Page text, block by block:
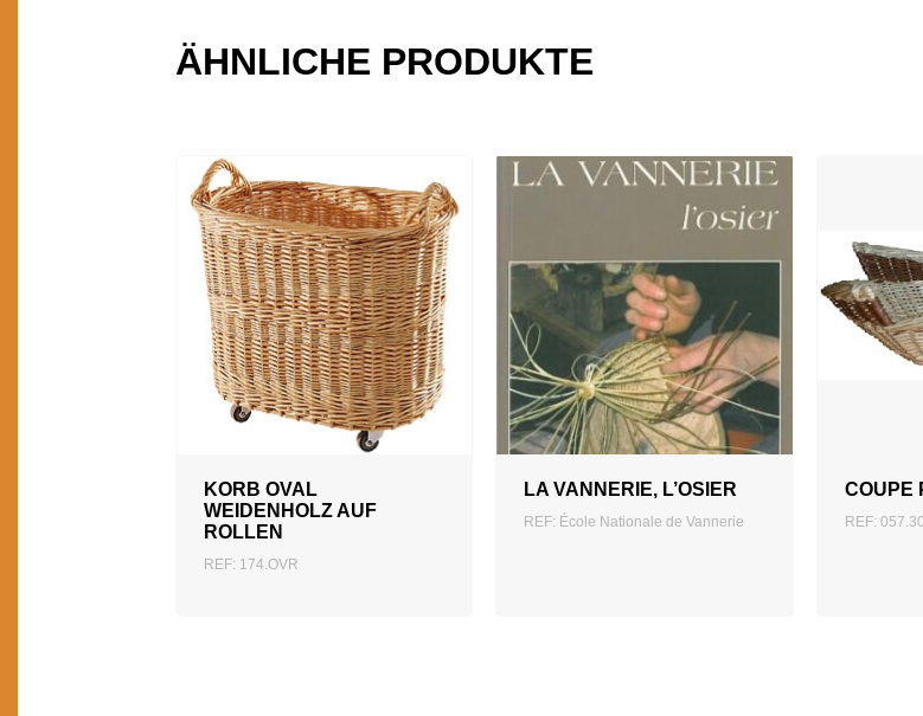
ÄHNLICHE PRODUKTE
KORB OVAL
WEIDENHOLZ AUF
ROLLEN
REF: 174.OVR
ZUM ANGEBOT
HINZUFÜGEN
LA VANNERIE, L’OSIER
REF: École Nationale de Vannerie
ZUM ANGEBOT
HINZUFÜGEN
COUPE
REF: 057.30